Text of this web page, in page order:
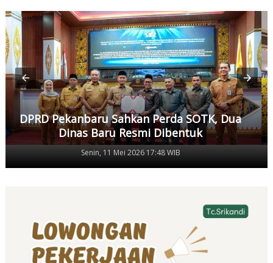
DPRD Pekanbaru Sahkan Perda SOTK, Dua
Dinas Baru Resmi Dibentuk
Senin, 11 Mei 2026 17:48 WIB